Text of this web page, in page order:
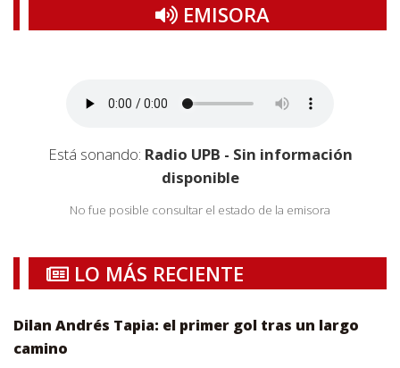
EMISORA
Está sonando: Radio UPB - Sin información
disponible
No fue posible consultar el estado de la emisora
LO MÁS RECIENTE
Dilan Andrés Tapia: el primer gol tras un largo
camino